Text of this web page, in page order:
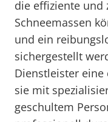
die effiziente und
Schneemassen
und ein
sichergestellt
Dienstleister eine
sie mit
geschultem